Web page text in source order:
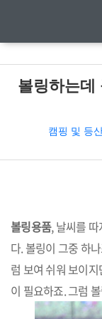
볼링하는데
캠핑 및 등
볼링용품, 날씨를
다. 볼링이 그중 하
럼 보여 쉬워 보이
이 필요하죠. 그럼